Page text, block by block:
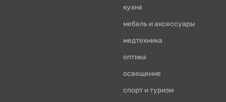
кухня
мебель и аксессуары
медтехника
оптика
освещение
спорт и туризм